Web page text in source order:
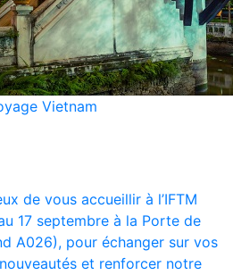
Vietnam
de vous accueillir à l’IFTM
17 septembre à la Porte de
A026), pour échanger sur vos
et renforcer notre